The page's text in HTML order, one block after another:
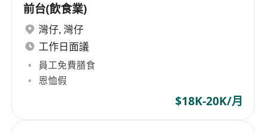
前台(飲食業)
灣仔, 灣仔
工作日面議
員工免費膳食
恩恤假
$18K-20K/月